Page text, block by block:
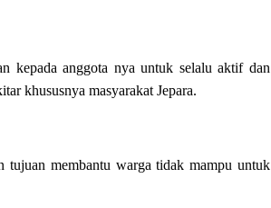
kepada anggota nya untuk selalu aktif dan
khususnya masyarakat Jepara.
tujuan membantu warga tidak mampu untuk